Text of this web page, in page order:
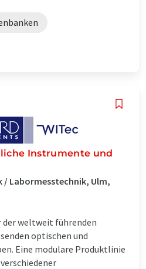
Instrumente und
Labormesstechnik, Ulm,
der weltweit führenden
optischen und
Eine modulare Produktlinie